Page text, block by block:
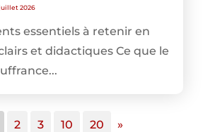
2026
essentiels à retenir en
et didactiques Ce que le
2 3 10 20 »